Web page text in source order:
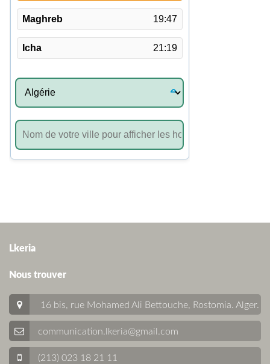
Lkeria
Nous trouver
16 bis, rue Mohamed Ali Bettouche, Rostomia. Alger.
communication.lkeria@gmail.com
(213) 023 18 21 11